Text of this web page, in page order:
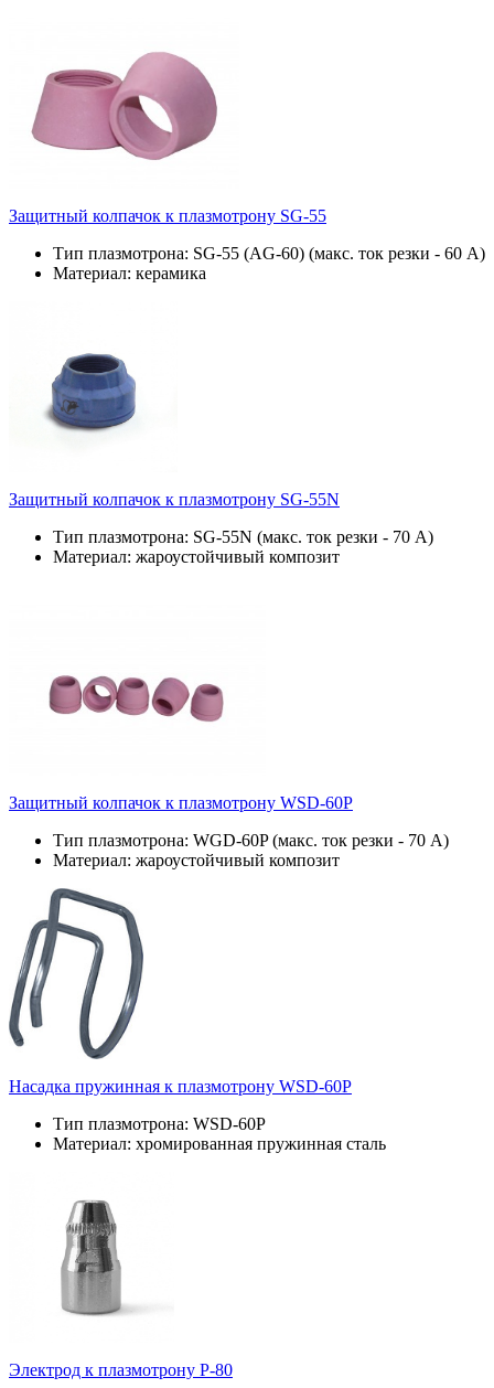
Защитный колпачок к плазмотрону SG-55
Тип плазмотрона: SG-55 (AG-60) (макс. ток резки - 60 А)
Материал: керамика
Защитный колпачок к плазмотрону SG-55N
Тип плазмотрона: SG-55N (макс. ток резки - 70 А)
Материал: жароустойчивый композит
Защитный колпачок к плазмотрону WSD-60P
Тип плазмотрона: WGD-60P (макс. ток резки - 70 А)
Материал: жароустойчивый композит
Насадка пружинная к плазмотрону WSD-60P
Тип плазмотрона: WSD-60P
Материал: хромированная пружинная сталь
Электрод к плазмотрону P-80